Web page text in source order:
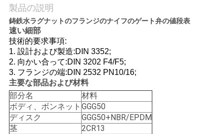
な
さ
い
ニ
ュ
ー
製品の説明
鋳鉄水ラグナットのフランジのナイフのゲート弁の値段表
速い細部
技術的要求事項:
1. 設計および製造:DIN 3352;
2. 向かい合って:DIN 3202 F4/F5;
3. フランジの端:DIN 2532 PN10/16;
主要な部品および材料
部分名
材料
ボディ、ボンネット GGG50
ディスク
GGG50+NBR/EPDM
茎
2CR13